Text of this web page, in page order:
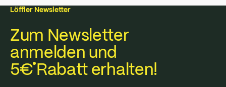
Löffler Newsletter
Zum Newsletter
anmelden und
5€Rabatt erhalten!